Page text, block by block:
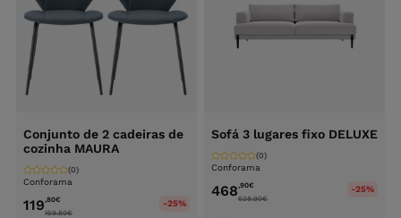
Conjunto de 2 cadeiras de
cozinha MAURA
Conforama
(0)
119,80€
159.80€
-25%
Sofá 3 lugares fixo DELUXE
Conforama
(0)
468,90€
628.90€
-25%